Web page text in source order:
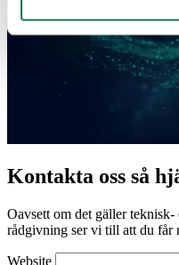
Kontakta oss så
Oavsett om det gäller
rådgivning ser vi till att du får
Website